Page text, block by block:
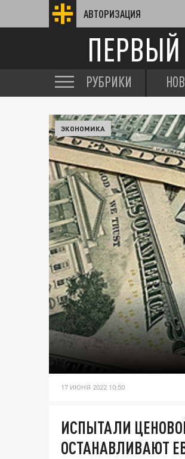
АВТОРИЗАЦИЯ
РУБРИКИ
ЭКОНОМИКА
17 ИЮНЯ 2022 10:50
ИСПЫТАЛИ
ОСТАНАВЛИВАЮТ